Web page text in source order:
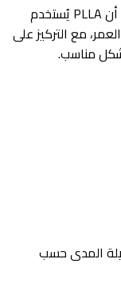
تشير مراجعة منهجية منشورة عام 2024 إلى أن PLLA يُستخدم
مع التركيز على
مناسب.
المدى حسب